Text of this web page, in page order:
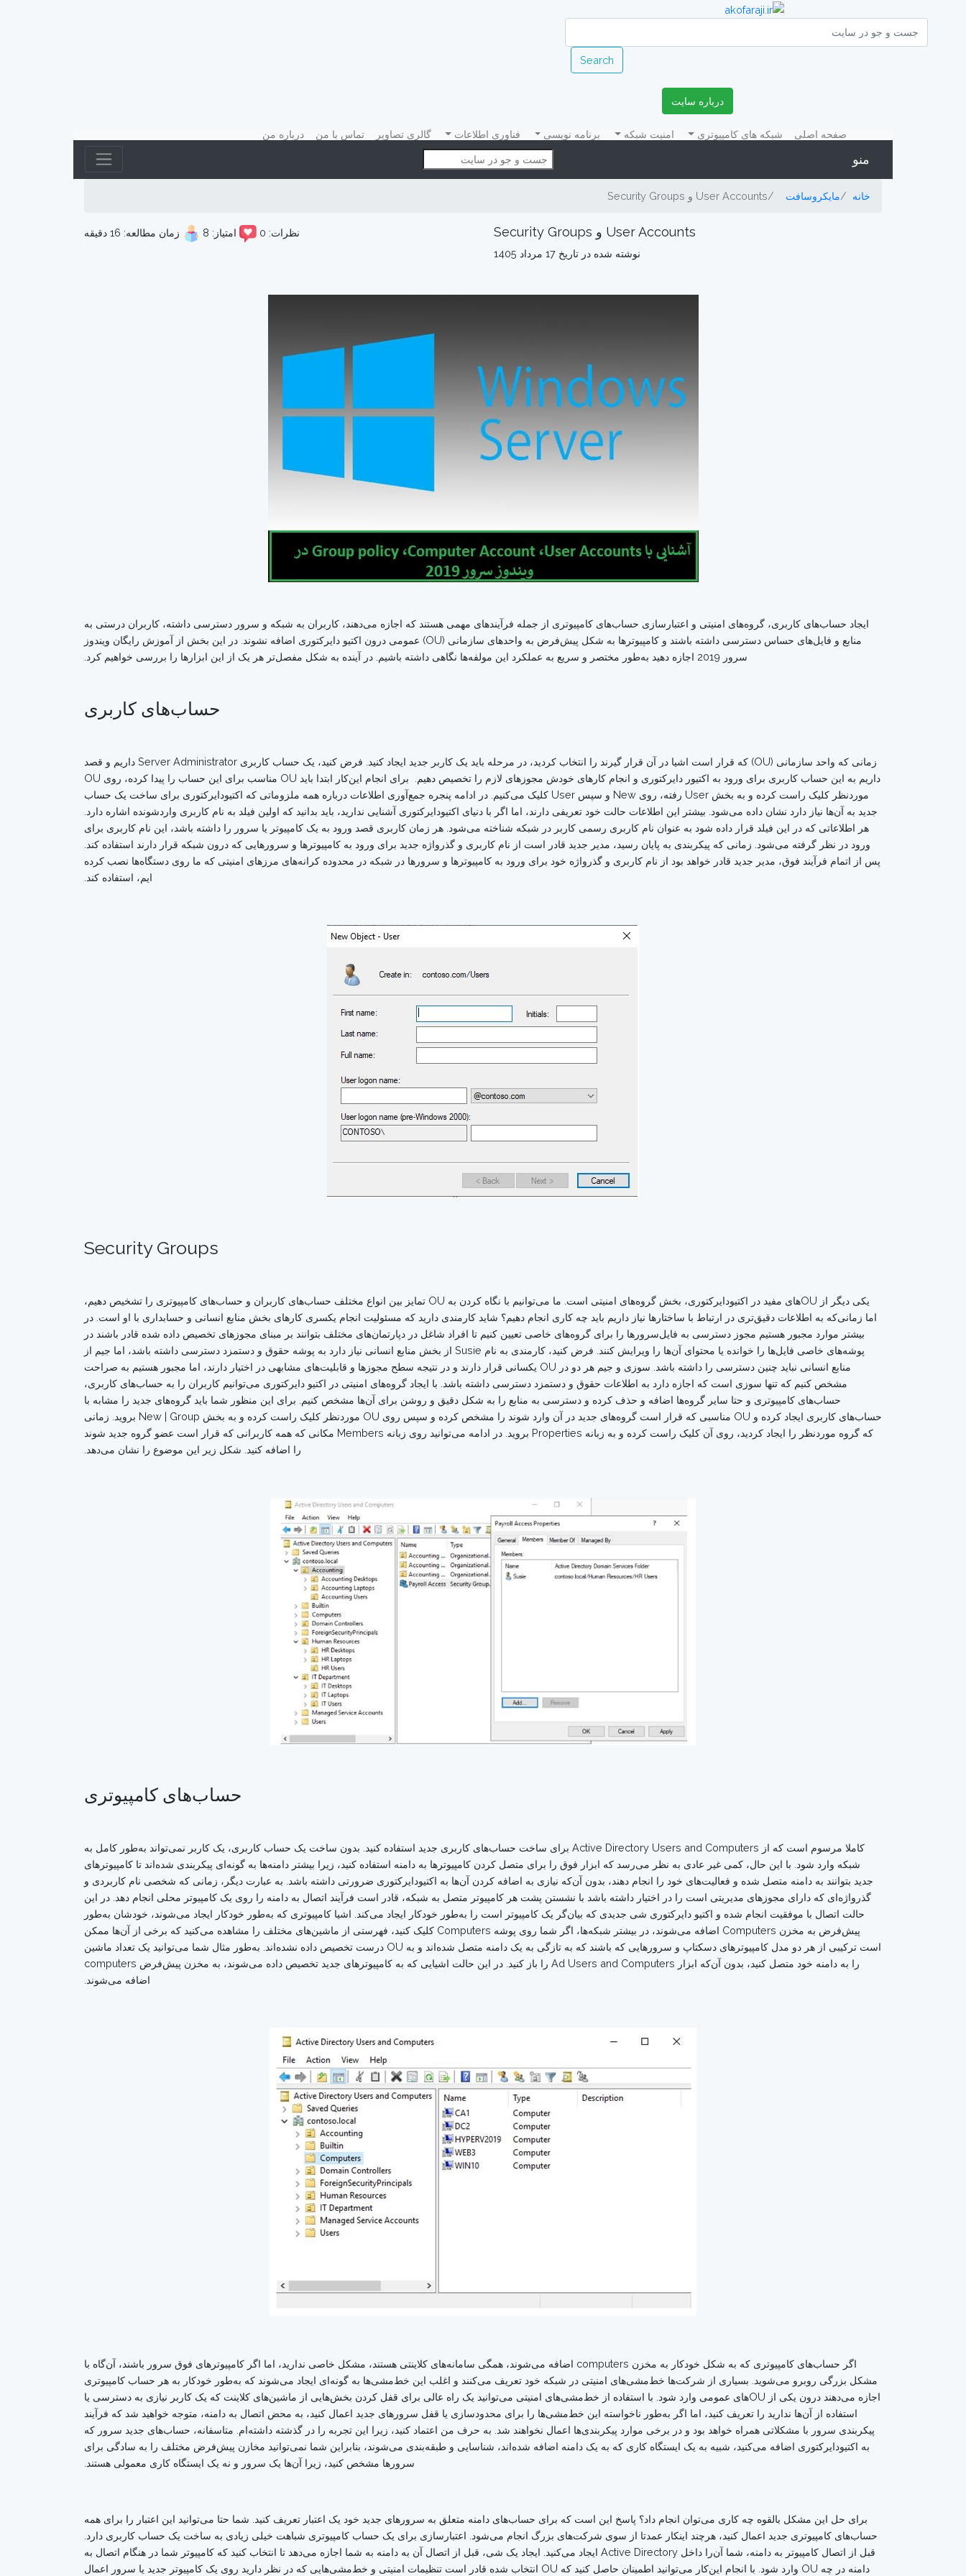
Search
درباره سایت
صفحه اصلی شبکه های کامپیوتری امنیت شبکه برنامه نویسی فناوری اطلاعات گالری تصاویر تماس با من درباره من
منو
خانه مایکروسافت User Accounts و Security Groups
User Accounts و Security Groups
نوشته شده در تاریخ 17 مرداد 1405
نظرات: 0 امتیاز: 8 زمان مطالعه: 16 دقیقه
ایجاد حساب‌های کاربری، گروه‌های امنیتی و اعتبارسازی حساب‌های کامپیوتری از جمله فرآیندهای مهمی هستند که اجازه می‌دهند، کاربران به شبکه و سرور دسترسی داشته، کاربران درستی به
منابع و فایل‌های حساس دسترسی داشته باشند و کامپیوترها به شکل پیش‌فرض به واحدهای سازمانی (OU) عمومی درون اکتیو دایرکتوری اضافه نشوند. در این بخش از آموزش رایگان ویندوز
سرور 2019 اجازه دهید به‌طور مختصر و سریع به عملکرد این مولفه‌ها نگاهی داشته باشیم. در آینده به شکل مفصل‌تر هر یک از این ابزارها را بررسی خواهیم کرد.
حساب‌های کاربری
زمانی که واحد سازمانی (OU) که قرار است اشیا در آن قرار گیرند را انتخاب کردید، در مرحله باید یک کاربر جدید ایجاد کنید. فرض کنید، یک حساب کاربری Server Administrator داریم و قصد
داریم به این حساب کاربری برای ورود به اکتیور دایرکتوری و انجام کارهای خودش مجوزهای لازم را تخصیص دهیم. برای انجام این‌کار ابتدا باید OU مناسب برای این حساب را پیدا کرده، روی OU
موردنظر کلیک راست کرده و به بخش User رفته، روی New و سپس User کلیک می‌کنیم. در ادامه پنجره جمع‌آوری اطلاعات درباره همه ملزوماتی که اکتیودایرکتوری برای ساخت یک حساب
جدید به آن‌ها نیاز دارد نشان داده می‌شود. بیشتر این اطلاعات حالت خود تعریفی دارند، اما اگر با دنیای اکتیودایرکتوری آشنایی ندارید، باید بدانید که اولین فیلد به نام کاربری واردشونده اشاره دارد.
هر اطلاعاتی که در این فیلد قرار داده شود به عنوان نام کاربری رسمی کاربر در شبکه شناخته می‌شود. هر زمان کاربری قصد ورود به یک کامپیوتر یا سرور را داشته باشد، این نام کاربری برای
ورود در نظر گرفته می‌شود. زمانی که پیکربندی به پایان رسید، مدیر جدید قادر است از نام کاربری و گذرواژه جدید برای ورود به کامپیوترها و سرورهایی که درون شبکه قرار دارند استفاده کند.
پس از اتمام فرآیند فوق، مدیر جدید قادر خواهد بود از نام کاربری و گذرواژه خود برای ورود به کامپیوترها و سرورها در شبکه در محدوده کرانه‌های مرزهای امنیتی که ما روی دستگاه‌ها نصب کرده
ایم، استفاده کند.
Security Groups
یکی دیگر از OUهای مفید در اکتیودایرکتوری، بخش گروه‌های امنیتی است. ما می‌توانیم با نگاه کردن به OU تمایز بین انواع مختلف حساب‌های کاربران و حساب‌های کامپیوتری را تشخیص دهیم،
اما زمانی‌که به اطلاعات دقیق‌تری در ارتباط با ساختارها نیاز داریم باید چه کاری انجام دهیم؟ شاید کارمندی دارید که مسئولیت انجام یکسری کارهای بخش منابع انسانی و حسابداری با او است. در
بیشتر موارد مجبور هستیم مجوز دسترسی به فایل‌سرورها را برای گروه‌های خاصی تعیین کنیم تا افراد شاغل در دپارتمان‌های مختلف بتوانند بر مبنای مجوزهای تخصیص داده شده قادر باشند در
پوشه‌های خاصی فایل‌ها را خوانده یا محتوای آن‌ها را ویرایش کنند. فرض کنید، کارمندی به نام Susie از بخش منابع انسانی نیاز دارد به پوشه حقوق و دستمزد دسترسی داشته باشد، اما جیم از
منابع انسانی نباید چنین دسترسی را داشته باشد. سوزی و جیم هر دو در OU یکسانی قرار دارند و در نتیجه سطح مجوزها و قابلیت‌های مشابهی در اختیار دارند، اما مجبور هستیم به صراحت
مشخص کنیم که تنها سوزی است که اجازه دارد به اطلاعات حقوق و دستمزد دسترسی داشته باشد. با ایجاد گروه‌های امنیتی در اکتیو دایرکتوری می‌توانیم کاربران را به حساب‌های کاربری،
حساب‌های کامپیوتری و حتا سایر گروه‌ها اضافه و حذف کرده و دسترسی به منابع را به شکل دقیق و روشن برای آن‌ها مشخص کنیم. برای این منظور شما باید گروه‌های جدید را مشابه با
حساب‌های کاربری ایجاد کرده و OU مناسبی که قرار است گروه‌های جدید در آن وارد شوند را مشخص کرده و سپس روی OU موردنظر کلیک راست کرده و به بخش New | Group بروید. زمانی
که گروه موردنظر را ایجاد کردید، روی آن کلیک راست کرده و به زبانه Properties بروید. در ادامه می‌توانید روی زبانه Members مکانی که همه کاربرانی که قرار است عضو گروه جدید شوند
را اضافه کنید. شکل زیر این موضوع را نشان می‌دهد.
حساب‌های کامپیوتری
کاملا مرسوم است که از Active Directory Users and Computers برای ساخت حساب‌های کاربری جدید استفاده کنید. بدون ساخت یک حساب کاربری، یک کاربر نمی‌تواند به‌طور کامل به
شبکه وارد شود. با این حال، کمی غیر عادی به نظر می‌رسد که ابزار فوق را برای متصل کردن کامپیوترها به دامنه استفاده کنید، زیرا بیشتر دامنه‌ها به گونه‌ای پیکربندی شده‌اند تا کامپیوترهای
جدید بتوانند به دامنه متصل شده و فعالیت‌های خود را انجام دهند، بدون آن‌که نیازی به اضافه کردن آن‌ها به اکتیودایرکتوری ضرورتی داشته باشد. به عبارت دیگر، زمانی که شخصی نام کاربردی و
گذرواژه‌ای که دارای مجوزهای مدیریتی است را در اختیار داشته باشد با نشستن پشت هر کامپیوتر متصل به شبکه، قادر است فرآیند اتصال به دامنه را روی یک کامپیوتر محلی انجام دهد. در این
حالت اتصال با موفقیت انجام شده و اکتیو دایرکتوری شی جدیدی که بیان‌گر یک کامپیوتر است را به‌طور خودکار ایجاد می‌کند. اشیا کامپیوتری که به‌طور خودکار ایجاد می‌شوند، خودشان به‌طور
پیش‌فرض به مخزن Computers اضافه می‌شوند، در بیشتر شبکه‌ها، اگر شما روی پوشه Computers کلیک کنید، فهرستی از ماشین‌های مختلف را مشاهده می‌کنید که برخی از آن‌ها ممکن
است ترکیبی از هر دو مدل کامپیوترهای دسکتاپ و سرورهایی که باشند که به تازگی به یک دامنه متصل شده‌اند و به OU درست تخصیص داده نشده‌اند. به‌طور مثال شما می‌توانید یک تعداد ماشین
را به دامنه خود متصل کنید، بدون آن‌که ابزار Ad Users and Computers را باز کنید. در این حالت اشیایی که به کامپیوترهای جدید تخصیص داده می‌شوند، به مخزن پیش‌فرض computers
اضافه می‌شوند.
اگر حساب‌های کامپیوتری که به شکل خودکار به مخزن computers اضافه می‌شوند، همگی سامانه‌های کلاینتی هستند، مشکل خاصی ندارید، اما اگر کامپیوترهای فوق سرور باشند، آن‌گاه با
مشکل بزرگی روبرو می‌شوید. بسیاری از شرکت‌ها خط‌مشی‌های امنیتی در شبکه خود تعریف می‌کنند و اغلب این خط‌مشی‌ها به گونه‌ای ایجاد می‌شوند که به‌طور خودکار به هر حساب کامپیوتری
اجازه می‌دهند درون یکی از OU‌های عمومی وارد شود. با استفاده از خط‌مشی‌های امنیتی می‌توانید یک راه عالی برای قفل کردن بخش‌هایی از ماشین‌های کلاینت که یک کاربر نیازی به دسترسی یا
استفاده از آن‌ها ندارید را تعریف کنید، اما اگر به‌طور ناخواسته این خط‌مشی‌ها را برای محدودسازی یا قفل سرورهای جدید اعمال کنید، به محض اتصال به دامنه، متوجه خواهید شد که فرآیند
پیکربندی سرور با مشکلاتی همراه خواهد بود و در برخی موارد پیکربندی‌ها اعمال نخواهند شد. به حرف من اعتماد کنید، زیرا این تجربه را در گذشته داشته‌ام. متاسفانه، حساب‌های جدید سرور که
به اکتیودایرکتوری اضافه می‌کنید، شبیه به یک ایستگاه کاری که به یک دامنه اضافه شده‌اند، شناسایی و طبقه‌بندی می‌شوند، بنابراین شما نمی‌توانید مخازن پیش‌فرض مختلف را به سادگی برای
سرورها مشخص کنید، زیرا آن‌ها یک سرور و نه یک ایستگاه کاری معمولی هستند.
برای حل این مشکل بالقوه چه کاری می‌توان انجام داد؟ پاسخ این است که برای حساب‌های دامنه متعلق به سرورهای جدید خود یک اعتبار تعریف کنید. شما حتا می‌توانید این اعتبار را برای همه
حساب‌های کامپیوتری جدید اعمال کنید، هرچند اینکار عمدتا از سوی شرکت‌های بزرگ انجام می‌شود. اعتبارسازی برای یک حساب کامپیوتری شباهت خیلی زیادی به ساخت یک حساب کاربری دارد.
قبل از اتصال کامپیوتر به دامنه، شما آن‌را داخل Active Directory ایجاد می‌کنید. ایجاد یک شی، قبل از اتصال آن به دامنه به شما اجازه می‌دهد تا انتخاب کنید که کامپیوتر شما در هنگام اتصال به
دامنه در چه OU وارد شود. با انجام این‌کار می‌توانید اطمینان حاصل کنید که OU انتخاب شده قادر است تنظیمات امنیتی و خط‌مشی‌هایی که در نظر دارید روی یک کامپیوتر جدید یا سرور اعمال